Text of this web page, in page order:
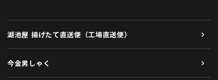
湖池屋 揚げたて直送便（工場直送便）
今金男しゃく